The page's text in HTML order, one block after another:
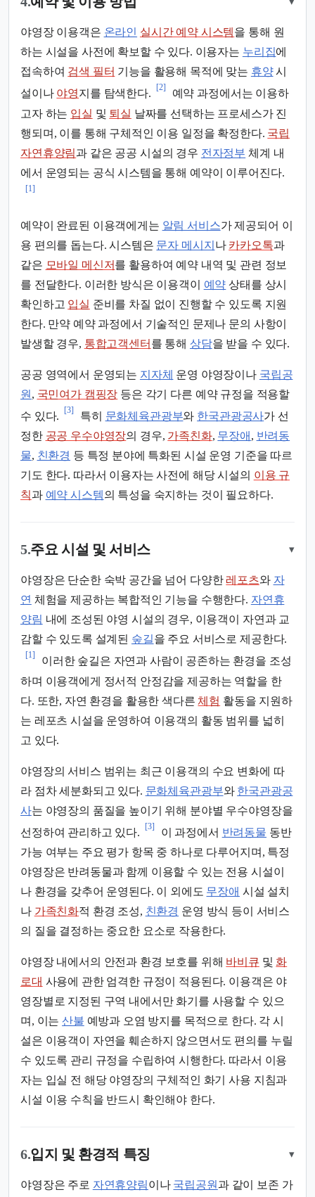
야영장 이용객은 온라인 실시간 예약 시스템을 통해 원
하는 시설을 사전에 확보할 수 있다. 이용자는 누리집에
접속하여 검색 필터 기능을 활용해 목적에 맞는 휴양시
설이나 야영지를 탐색한다.
[2]
예약 과정에서는 이용하
고자 하는 입실 및 퇴실 날짜를 선택하는 프로세스가 진
행되며, 이를 통해 구체적인 이용 일정을 확정한다. 국립
자연휴양림과 같은 공공 시설의 경우 전자정부 체계 내
에서 운영되는 공식 시스템을 통해 예약이 이루어진다.
[1]
예약이 완료된 이용객에게는 알림 서비스가 제공되어 이
용 편의를 돕는다. 시스템은 문자 메시지 나 카카오톡과
같은 모바일 메신저를 활용하여 예약 내역 및 관련 정보
를 전달한다. 이러한 방식은 이용객이 예약 상태를 상시
확인하고 입실 준비를 차질 없이 진행할 수 있도록 지원
한다. 만약 예약 과정에서 기술적인 문제나 문의 사항이
발생할 경우, 통합고객센터 를 통해 상담을 받을 수 있다.
공공 영역에서 운영되는 지자체 운영 야영장이나 국립공
원 , 국민여가 캠핑장 등은 각기 다른 예약 규정을 적용할
수 있다.
[3]
특히 문화체육관광부와 한국관광공사가 선
정한 공공 우수야영장의 경우, 가족친화, 무장애 , 반려동
물, 친환경 등 특정 분야에 특화된 시설 운영 기준을 따르
기도 한다. 따라서 이용자는 사전에 해당 시설의 이용 규
칙과 예약 시스템의 특성을 숙지하는 것이 필요하다.
5.주요 시설 및 서비스 ▾
야영장은 단순한 숙박 공간을 넘어 다양한 레포츠와 자
연 체험을 제공하는 복합적인 기능을 수행한다. 자연휴
양림 내에 조성된 야영 시설의 경우, 이용객이 자연과 교
감할 수 있도록 설계된 숲길을 주요 서비스로 제공한다.
[1]
이러한 숲길은 자연과 사람이 공존하는 환경을 조성
하며 이용객에게 정서적 안정감을 제공하는 역할을 한
다. 또한, 자연 환경을 활용한 색다른 체험 활동을 지원하
는 레포츠 시설을 운영하여 이용객의 활동 범위를 넓히
고 있다.
야영장의 서비스 범위는 최근 이용객의 수요 변화에 따
라 점차 세분화되고 있다. 문화체육관광부와 한국관광공
사는 야영장의 품질을 높이기 위해 분야별 우수야영장을
선정하여 관리하고 있다.
[3]
이 과정에서 반려동물 동반
가능 여부는 주요 평가 항목 중 하나로 다루어지며, 특정
야영장은 반려동물과 함께 이용할 수 있는 전용 시설이
나 환경을 갖추어 운영된다. 이 외에도 무장애 시설 설치
나 가족친화적 환경 조성, 친환경 운영 방식 등이 서비스
의 질을 결정하는 중요한 요소로 작용한다.
야영장 내에서의 안전과 환경 보호를 위해 바비큐 및 화
로대 사용에 관한 엄격한 규정이 적용된다. 이용객은 야
영장별로 지정된 구역 내에서만 화기를 사용할 수 있으
며, 이는산불 예방과 오염 방지를 목적으로 한다. 각 시
설은 이용객이 자연을 훼손하지 않으면서도 편의를 누릴
수 있도록 관리 규정을 수립하여 시행한다. 따라서 이용
자는 입실 전 해당 야영장의 구체적인 화기 사용 지침과
시설 이용 수칙을 반드시 확인해야 한다.
6.입지 및 환경적 특징 ▾
야영장은 주로 자연휴양림이나 국립공원 과 같이 보존 가